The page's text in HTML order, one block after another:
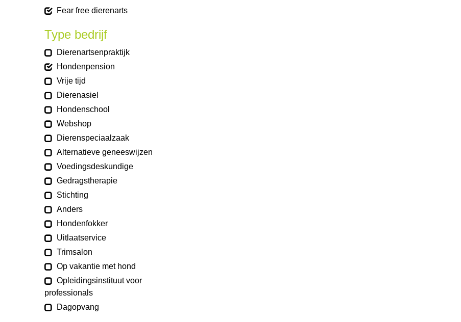
Fear free dierenarts
Type bedrijf
Dierenartsenpraktijk
Hondenpension
Vrije tijd
Dierenasiel
Hondenschool
Webshop
Dierenspeciaalzaak
Alternatieve geneeswijzen
Voedingsdeskundige
Gedragstherapie
Stichting
Anders
Hondenfokker
Uitlaatservice
Trimsalon
Op vakantie met hond
Opleidingsinstituut voor
professionals
Dagopvang